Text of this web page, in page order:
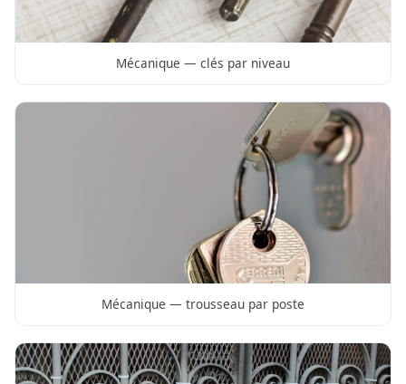
Mécanique — clés par niveau
Mécanique — trousseau par poste